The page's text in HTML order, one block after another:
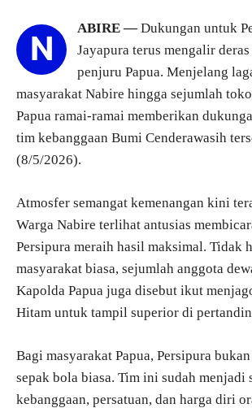
N
ABIRE —Dukungan untuk
Jayapura terus mengalir
penjuru Papua. Menjelang
masyarakat Nabire hingga sejumlah
Papua ramai-ramai memberikan
tim kebanggaan Bumi Cenderawasih
(8/5/2026).
Atmosfer semangat kemenangan kini
Warga Nabire terlihat antusias
Persipura meraih hasil maksimal. Tidak
masyarakat biasa, sejumlah anggota
Kapolda Papua juga disebut ikut
Hitam untuk tampil superior di
Bagi masyarakat Papua, Persipura
sepak bola biasa. Tim ini sudah menjadi
kebanggaan, persatuan, dan harga diri